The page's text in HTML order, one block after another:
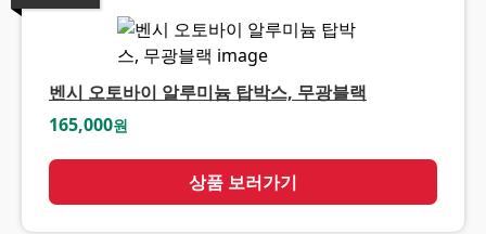
벤시 오토바이 알루미늄 탑박스, 무광블랙
165,000원
상품 보러가기